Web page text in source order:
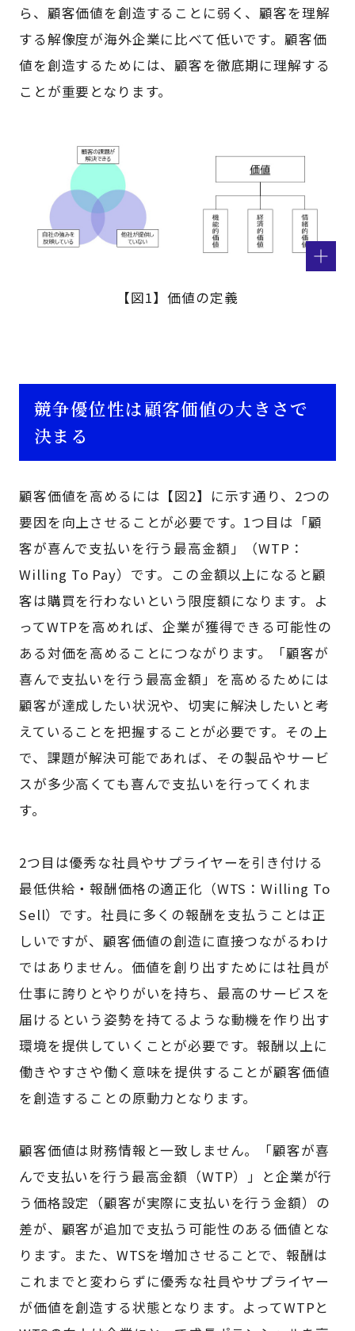
ら、顧客価値を創造することに弱く、顧客を理解
する解像度が海外企業に比べて低いです。顧客価
値を創造するためには、顧客を徹底期に理解する
ことが重要となります。
【図1】価値の定義
競争優位性は顧客価値の大きさで
決まる
顧客価値を高めるには【図2】に示す通り、2つの
要因を向上させることが必要です。1つ目は「顧
客が喜んで支払いを行う最高金額」（WTP：
Willing To Pay）です。この金額以上になると顧
客は購買を行わないという限度額になります。よ
ってWTPを高めれば、企業が獲得できる可能性の
ある対価を高めることにつながります。「顧客が
喜んで支払いを行う最高金額」を高めるためには
顧客が達成したい状況や、切実に解決したいと考
えていることを把握することが必要です。その上
で、課題が解決可能であれば、その製品やサービ
スが多少高くても喜んで支払いを行ってくれま
す。
2つ目は優秀な社員やサプライヤーを引き付ける
最低供給・報酬価格の適正化（WTS：Willing To
Sell）です。社員に多くの報酬を支払うことは正
しいですが、顧客価値の創造に直接つながるわけ
ではありません。価値を創り出すためには社員が
仕事に誇りとやりがいを持ち、最高のサービスを
届けるという姿勢を持てるような動機を作り出す
環境を提供していくことが必要です。報酬以上に
働きやすさや働く意味を提供することが顧客価値
を創造することの原動力となります。
顧客価値は財務情報と一致しません。「顧客が喜
んで支払いを行う最高金額（WTP）」と企業が行
う価格設定（顧客が実際に支払いを行う金額）の
差が、顧客が追加で支払う可能性のある価値とな
ります。また、WTSを増加させることで、報酬は
これまでと変わらずに優秀な社員やサプライヤー
が価値を創造する状態となります。よってWTPと